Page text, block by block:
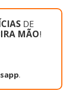
DE
MÃO!
.